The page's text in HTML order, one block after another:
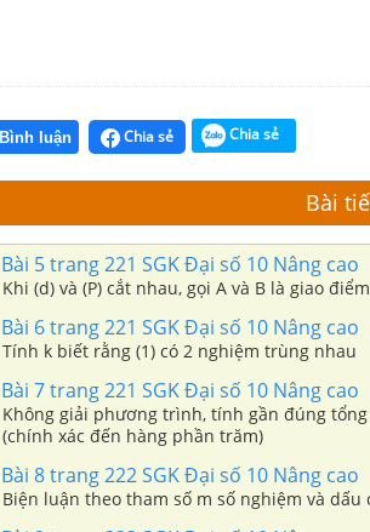
Bình luận Chia sẻ Chia sẻ
Bài
Bài 5 trang 221 SGK Đại số 10 Nâng cao
Khi (d) và (P) cắt nhau, gọi A và B là giao
Bài 6 trang 221 SGK Đại số 10 Nâng cao
Tính k biết rằng (1) có 2 nghiệm trùng nhau
Bài 7 trang 221 SGK Đại số 10 Nâng cao
Không giải phương trình, tính gần đúng
(chính xác đến hàng phần trăm)
Bài 8 trang 222 SGK Đại số 10 Nâng cao
Biện luận theo tham số m số nghiệm và